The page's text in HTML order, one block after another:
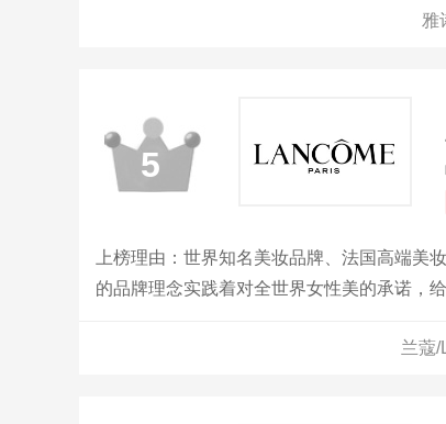
雅
5
上榜理由：世界知名美妆品牌、法国高端
的品牌理念实践着对全世界女性美的承诺，
兰蔻/